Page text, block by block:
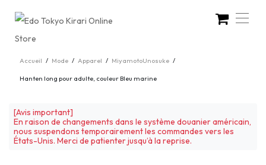
Accueil / Mode / Apparel / MiyamotoUnosuke /
Hanten long pour adulte, couleur Bleu marine
[Avis important]
En raison de changements dans le système douanier américain,
nous suspendons temporairement les commandes vers les
États-Unis. Merci de patienter jusqu’à la reprise.